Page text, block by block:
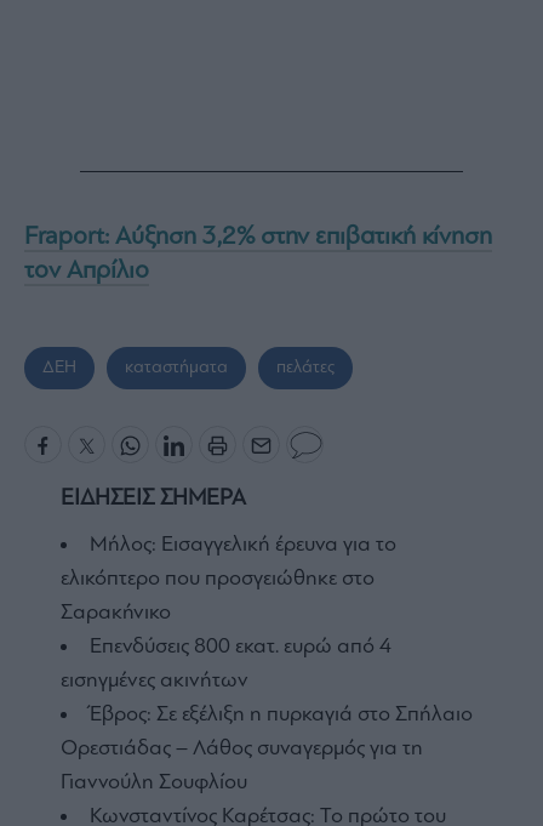
Fraport: Αύξηση 3,2% στην επιβατική κίνηση
τον Απρίλιο
ΔΕΗ καταστήματα πελάτες
ΕΙΔΗΣΕΙΣ ΣΗΜΕΡΑ
Μήλος: Εισαγγελική έρευνα για το
ελικόπτερο που προσγειώθηκε στο
Σαρακήνικο
Επενδύσεις 800 εκατ. ευρώ από 4
εισηγμένες ακινήτων
Έβρος: Σε εξέλιξη η πυρκαγιά στο Σπήλαιο
Ορεστιάδας – Λάθος συναγερμός για τη
Γιαννούλη Σουφλίου
Κωνσταντίνος Καρέτσας: Το πρώτο του